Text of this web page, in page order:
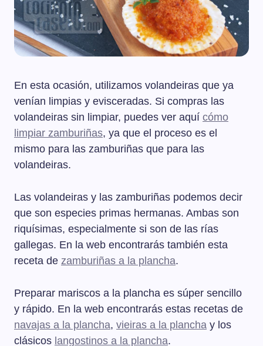
En esta ocasión, utilizamos volandeiras que ya
venían limpias y evisceradas. Si compras las
volandeiras sin limpiar, puedes ver aquí cómo
limpiar zamburiñas, ya que el proceso es el
mismo para las zamburiñas que para las
volandeiras.
Las volandeiras y las zamburiñas podemos decir
que son especies primas hermanas. Ambas son
riquísimas, especialmente si son de las rías
gallegas. En la web encontrarás también esta
receta de zamburiñas a la plancha.
Preparar mariscos a la plancha es súper sencillo
y rápido. En la web encontrarás estas recetas de
navajas a la plancha, vieiras a la plancha y los
clásicos langostinos a la plancha.